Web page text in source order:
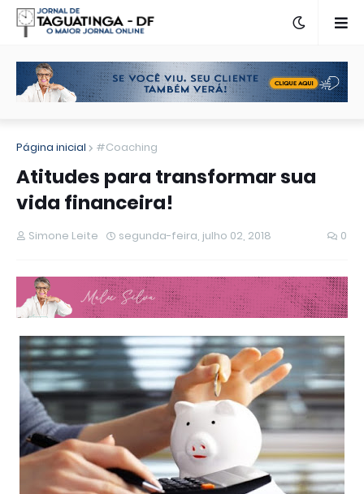
Página inicial #Coaching
Atitudes para transformar sua
vida financeira!
Simone Leite segunda-feira, julho 02, 2018 0